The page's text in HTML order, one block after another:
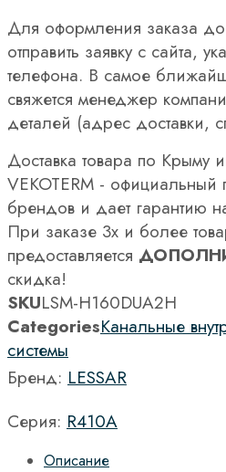
Для оформления заказа
отправить заявку с сайта,
телефона. В самое
свяжется менеджер
деталей (адрес доставки,
Доставка товара по Крыму
VEKOTERM - официальный
брендов и дает гарантию
При заказе 3х и более
предоставляется
скидка!
SKULSM-H160DUA2H
CategoriesКанальные
системы
Бренд: LESSAR
Серия: R410A
Описание